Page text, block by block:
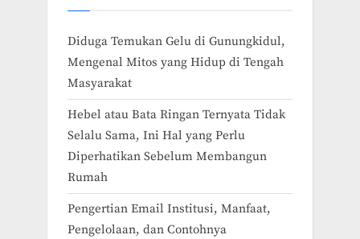
Diduga Temukan Gelu di Gunungkidul,
Mengenal Mitos yang Hidup di Tengah
Masyarakat
Hebel atau Bata Ringan Ternyata Tidak
Selalu Sama, Ini Hal yang Perlu
Diperhatikan Sebelum Membangun
Rumah
Pengertian Email Institusi, Manfaat,
Pengelolaan, dan Contohnya